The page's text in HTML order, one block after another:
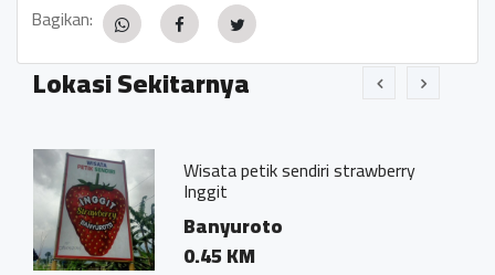
Bagikan:
Lokasi Sekitarnya
Wisata petik sendiri strawberry
Inggit
Banyuroto
0.45 KM